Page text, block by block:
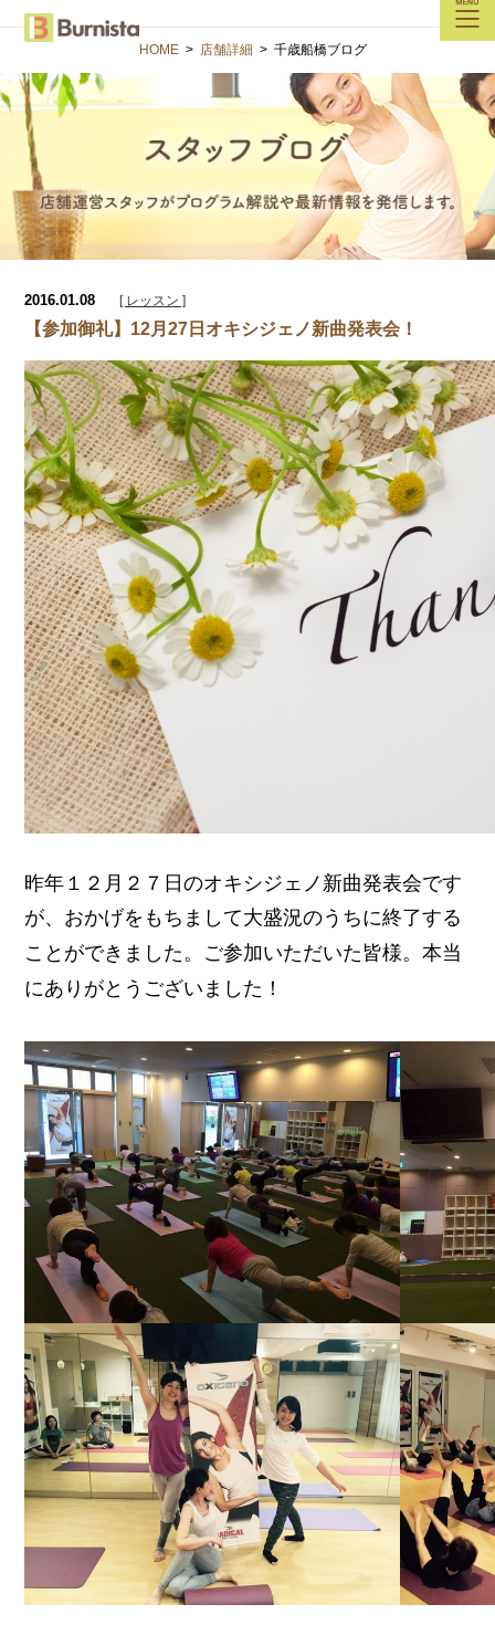
HOME > 店舗詳細 > 千歳船橋ブログ
2016.01.08 [ レッスン ]
【参加御礼】12月27日オキシジェノ新曲発表会！
昨年１２月２７日のオキシジェノ新曲発表会です
が、 おかげをもちまして大盛況のうちに終了する
ことができました。ご参加いただいた皆様。本当
にありがとうございました！